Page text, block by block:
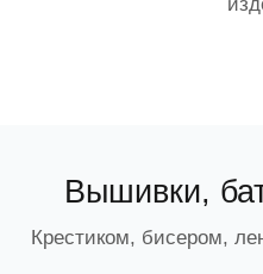
Вышивки,
Крестиком, бисером,